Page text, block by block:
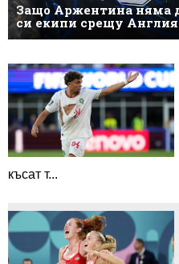
Защо Аржентина няма
си екипи срещу Англия
късат т...